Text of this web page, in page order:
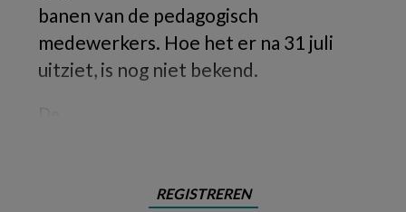
banen van de pedagogisch
medewerkers. Hoe het er na 31 juli
uitziet, is nog niet bekend.
REGISTREREN